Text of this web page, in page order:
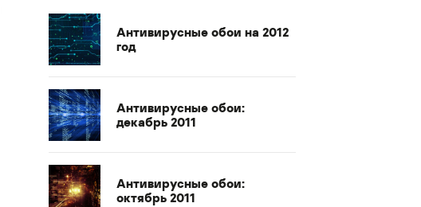
Антивирусные обои на 2012
год
Антивирусные обои:
декабрь 2011
Антивирусные обои:
октябрь 2011